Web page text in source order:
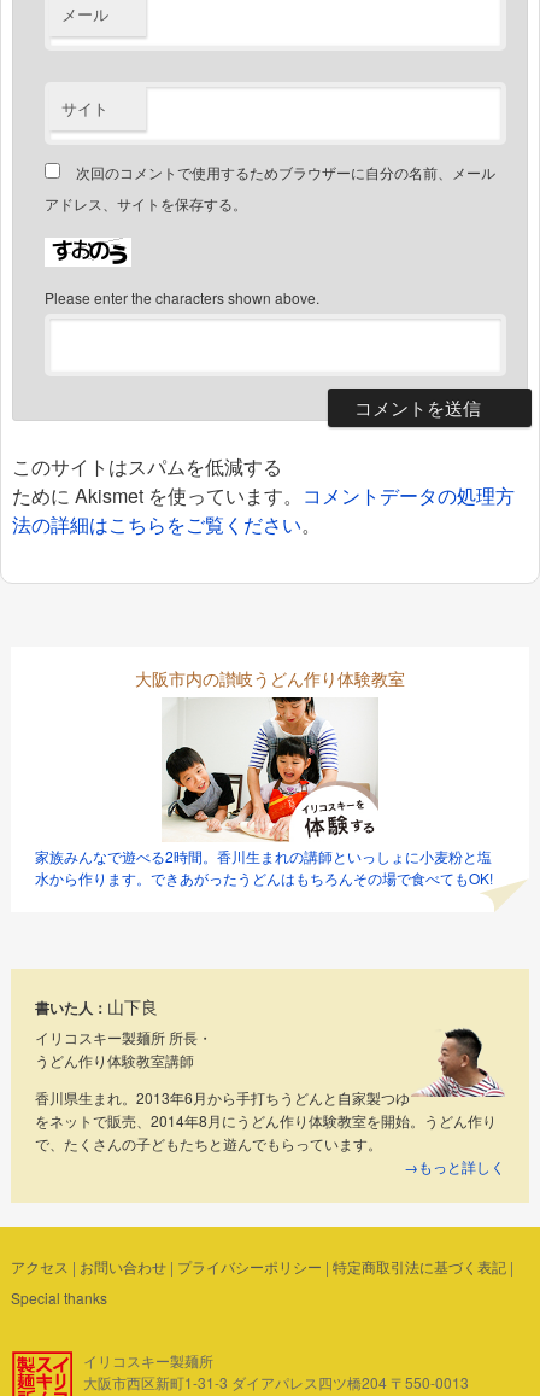
メール
サイト
次回のコメントで使用するためブラウザーに自分の名前、メール
アドレス、サイトを保存する。
Please enter the characters shown above.
このサイトはスパムを低減する
ために Akismet を使っています。 コメントデータの処理方
法の詳細はこちらをご覧ください。
大阪市内の讃岐うどん作り体験教室
家族みんなで遊べる2時間。香川生まれの講師といっしょに小麦粉と塩
水から作ります。できあがったうどんはもちろんその場で食べてもOK!
書いた人： 山下良
イリコスキー製麺所 所長・
うどん作り体験教室講師
香川県生まれ。2013年6月から手打ちうどんと自家製つゆ
をネットで販売、2014年8月にうどん作り体験教室を開始。うどん作り
で、たくさんの子どもたちと遊んでもらっています。
→もっと詳しく
アクセス | お問い合わせ| プライバシーポリシー | 特定商取引法に基づく表記|
Special thanks
イリコスキー製麺所
大阪市西区新町1-31-3 ダイアパレス四ツ橋204 〒550-0013